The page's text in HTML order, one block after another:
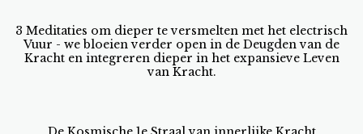
3 Meditaties om dieper te versmelten met het electrisch
Vuur - we bloeien verder open in de Deugden van de
Kracht en integreren dieper in het expansieve Leven
van Kracht.